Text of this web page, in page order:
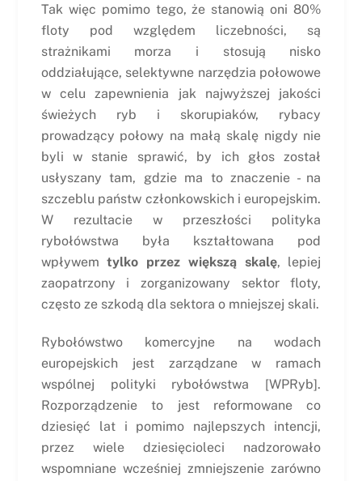
Tak więc pomimo tego, że stanowią oni 80%
floty pod względem liczebności, są
strażnikami morza i stosują nisko
oddziałujące, selektywne narzędzia połowowe
w celu zapewnienia jak najwyższej jakości
świeżych ryb i skorupiaków, rybacy
prowadzący połowy na małą skalę nigdy nie
byli w stanie sprawić, by ich głos został
usłyszany tam, gdzie ma to znaczenie - na
szczeblu państw członkowskich i europejskim.
W rezultacie w przeszłości polityka
rybołówstwa była kształtowana pod
wpływemtylko przez większą skalę, lepiej
zaopatrzony i zorganizowany sektor floty,
często ze szkodą dla sektora o mniejszej skali.
Rybołówstwo komercyjne na wodach
europejskich jest zarządzane w ramach
wspólnej polityki rybołówstwa [WPRyb].
Rozporządzenie to jest reformowane co
dziesięć lat i pomimo najlepszych intencji,
przez wiele dziesięcioleci nadzorowało
wspomniane wcześniej zmniejszenie zarówno